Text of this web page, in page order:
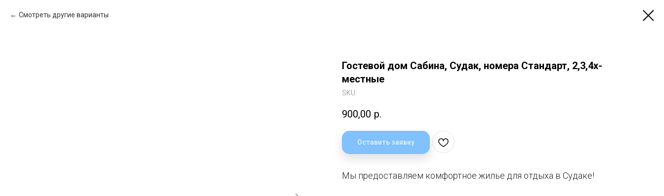
Смотреть другие варианты
Гостевой дом Сабина, Судак, номера Стандарт, 2,3,4х-
местные
SKU:
900,00 р.
Оставить заявку
Мы предоставляем комфортное жилье для отдыха в Судаке!